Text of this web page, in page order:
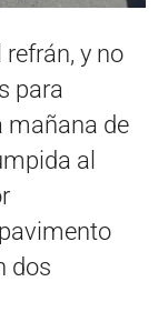
refrán, y no
para
mañana de
al
dos